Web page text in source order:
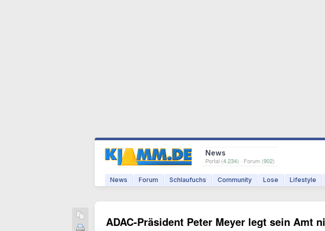
News
Portal (4.234) · Forum (902)
News Forum Schlaufuchs Community Lose Lifestyle
ADAC-Präsident Peter Meyer legt sein Amt